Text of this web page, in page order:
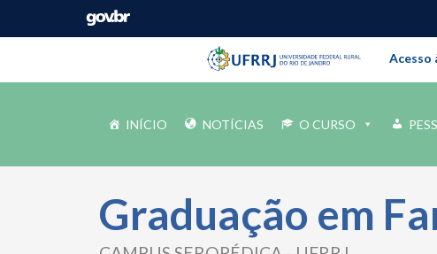
Pular barra institucional
Barra institucional
Acesso
INÍCIO NOTÍCIAS O CURSO
Graduação em